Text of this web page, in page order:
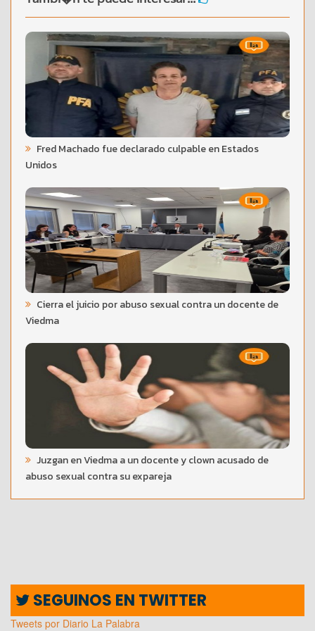
Fred Machado fue declarado culpable en Estados
Unidos
Cierra el juicio por abuso sexual contra un docente de
Viedma
Juzgan en Viedma a un docente y clown acusado de
abuso sexual contra su expareja
SEGUINOS EN TWITTER
Tweets por Diario La Palabra